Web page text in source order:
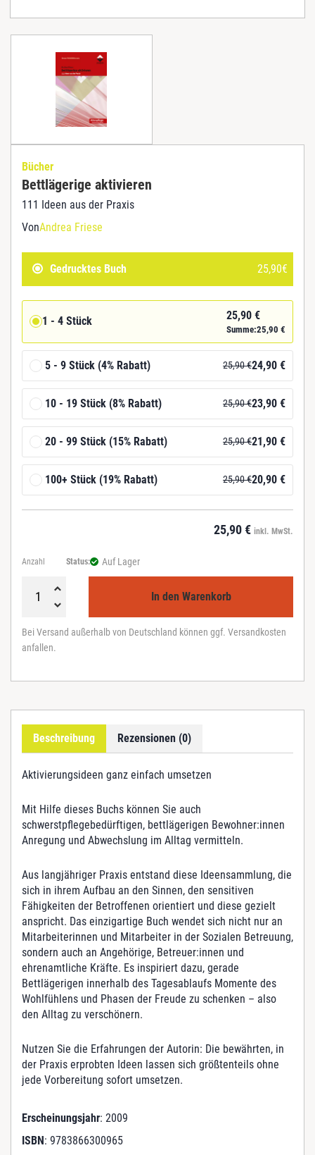
Bücher
Bettlägerige aktivieren
111 Ideen aus der Praxis
VonAndrea Friese
Gedrucktes Buch 25,90€
1 - 4 Stück 25,90 €
Summe:25,90 €
5 - 9 Stück (4% Rabatt) 25,90€24,90 €
10 - 19 Stück (8% Rabatt) 25,90€23,90 €
20 - 99 Stück (15% Rabatt) 25,90€21,90 €
100+ Stück (19% Rabatt) 25,90€20,90 €
25,90€ inkl. MwSt.
Anzahl Status: Auf Lager
t
t
ä
e
r
g
e
k
t
i
e
r
e
n
M
e
n
g
e
In den Warenkorb
Bei Versand außerhalb von Deutschland können ggf. Versandkosten
anfallen.
Beschreibung Rezensionen (0)
Aktivierungsideen ganz einfach umsetzen
Mit Hilfe dieses Buchs können Sie auch
schwerstpflegebedürftigen, bettlägerigen Bewohner:innen
Anregung und Abwechslung im Alltag vermitteln.
Aus langjähriger Praxis entstand diese Ideensammlung, die
sich in ihrem Aufbau an den Sinnen, den sensitiven
Fähigkeiten der Betroffenen orientiert und diese gezielt
anspricht. Das einzigartige Buch wendet sich nicht nur an
Mitarbeiterinnen und Mitarbeiter in der Sozialen Betreuung,
sondern auch an Angehörige, Betreuer:innen und
ehrenamtliche Kräfte. Es inspiriert dazu, gerade
Bettlägerigen innerhalb des Tagesablaufs Momente des
Wohlfühlens und Phasen der Freude zu schenken – also
den Alltag zu verschönern.
Nutzen Sie die Erfahrungen der Autorin: Die bewährten, in
der Praxis erprobten Ideen lassen sich größtenteils ohne
jede Vorbereitung sofort umsetzen.
Erscheinungsjahr: 2009
ISBN: 9783866300965